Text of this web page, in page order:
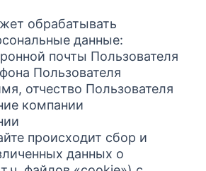
обрабатывать
данные:
почты Пользователя
Пользователя
отчество Пользователя
компании
происходит сбор и
данных о